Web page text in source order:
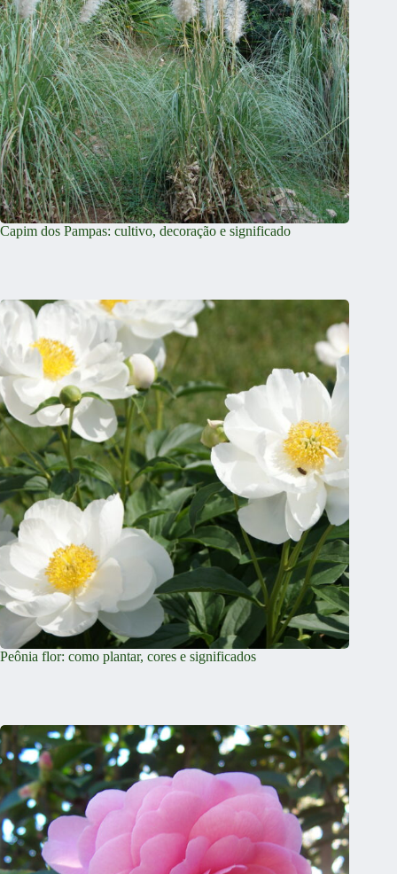
Capim dos Pampas: cultivo, decoração e significado
Peônia flor: como plantar, cores e significados